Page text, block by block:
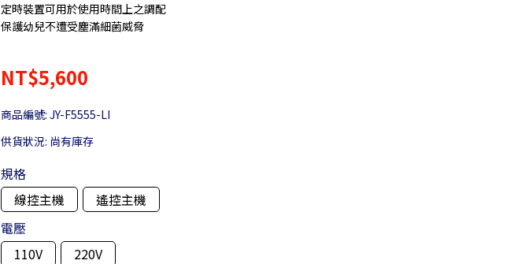
定時裝置可用於使用時間上之調配
保護幼兒不遭受塵滿細菌威脅
NT$5,600
商品編號: JY-F5555-LI
供貨狀況: 尚有庫存
規格
線控主機
遙控主機
電壓
110V
220V